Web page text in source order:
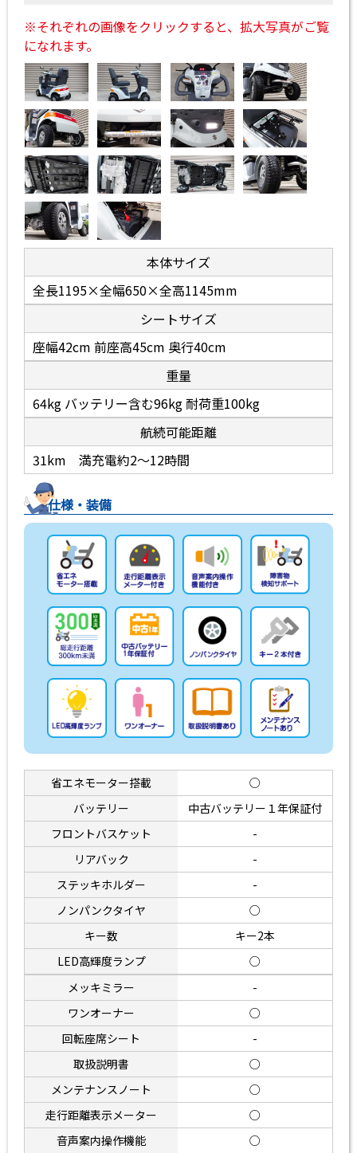
※それぞれの画像をクリックすると、拡大写真がご覧
になれます。
本体サイズ
全長1195×全幅650×全高1145mm
シートサイズ
座幅42cm 前座高45cm 奥行40cm
重量
64kg バッテリー含む96kg 耐荷重100kg
航続可能距離
31km 満充電約2〜12時間
仕様・装備
省エネモーター搭載
○
バッテリー
中古バッテリー１年保証付
フロントバスケット
-
リアバック
-
ステッキホルダー
-
ノンパンクタイヤ
○
キー数
キー2本
LED高輝度ランプ
○
メッキミラー
-
ワンオーナー
○
回転座席シート
-
取扱説明書
○
メンテナンスノート
○
走行距離表示メーター
○
音声案内操作機能
○